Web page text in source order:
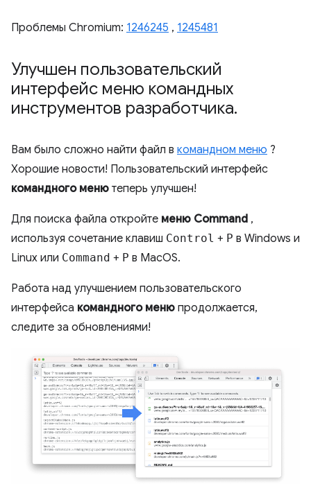
Проблемы Chromium: 1246245 , 1245481
Улучшен пользовательский
интерфейс меню командных
инструментов разработчика.
Вам было сложно найти файл в командном меню ?
Хорошие новости! Пользовательский интерфейс
командного меню теперь улучшен!
Для поиска файла откройте меню Command ,
используя сочетание клавиш Control + P в Windows и
Linux или Command + P в MacOS.
Работа над улучшением пользовательского
интерфейса командного меню продолжается,
следите за обновлениями!